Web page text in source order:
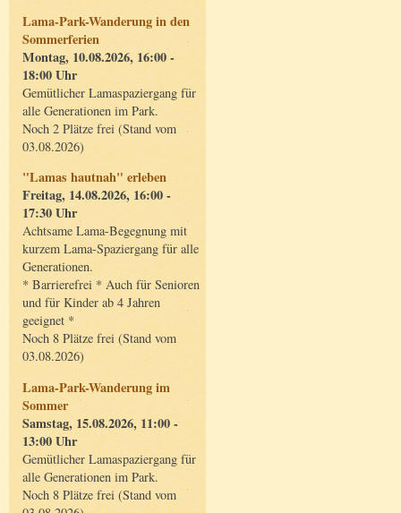
Lama-Park-Wanderung in den
Sommerferien
Montag, 10.08.2026, 16:00 -
18:00 Uhr
Gemütlicher Lamaspaziergang für
alle Generationen im Park.
Noch 2 Plätze frei (Stand vom
03.08.2026)
"Lamas hautnah" erleben
Freitag, 14.08.2026, 16:00 -
17:30 Uhr
Achtsame Lama-Begegnung mit
kurzem Lama-Spaziergang für alle
Generationen.
* Barrierefrei * Auch für Senioren
und für Kinder ab 4 Jahren
geeignet *
Noch 8 Plätze frei (Stand vom
03.08.2026)
Lama-Park-Wanderung im
Sommer
Samstag, 15.08.2026, 11:00 -
13:00 Uhr
Gemütlicher Lamaspaziergang für
alle Generationen im Park.
Noch 8 Plätze frei (Stand vom